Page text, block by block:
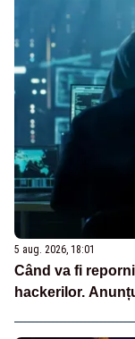
5 aug. 2026, 18:01
Când va fi
hackerilor.